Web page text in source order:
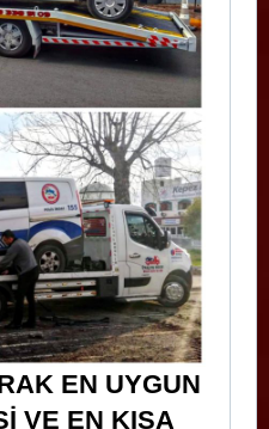
EN UYGUN
VE EN KISA